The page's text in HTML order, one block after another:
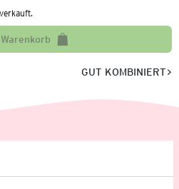
GUT KOMBINIERT